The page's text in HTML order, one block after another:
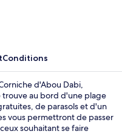
Conditions
d'Abou Dabi,
trouve au bord d'une plage
de parasols et d'un
vous permettront de passer
souhaitant se faire